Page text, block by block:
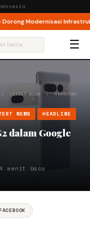
Modernisasi Infrastruktur
☰
LATEST NEWS /HEADLINE
NEWS HEADLINE
dalam Google
menit baca